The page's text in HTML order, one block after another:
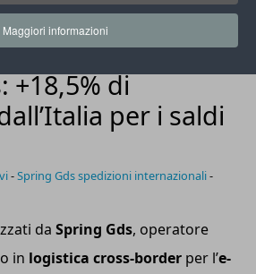
Maggiori informazioni
un incremento del 429,8%
+18,5% di
per i saldi
-Spring Gds spedizioni internazionali-
da Spring Gds, operatore
in logistica cross-border per l’e-